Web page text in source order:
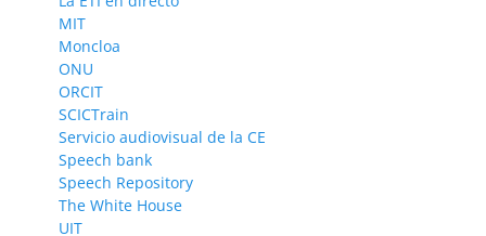
MIT
Moncloa
ONU
ORCIT
SCICTrain
Servicio audiovisual de la CE
Speech bank
Speech Repository
The White House
UIT